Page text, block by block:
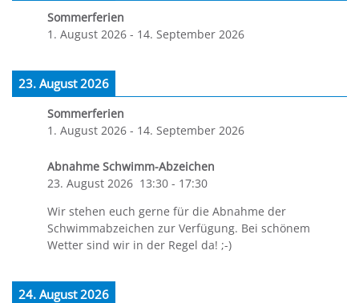
Sommerferien
1. August 2026 - 14. September 2026
23. August 2026
Sommerferien
1. August 2026 - 14. September 2026
Abnahme Schwimm-Abzeichen
23. August 2026 13:30 - 17:30
Wir stehen euch gerne für die Abnahme der
Schwimmabzeichen zur Verfügung. Bei schönem
Wetter sind wir in der Regel da! ;-)
24. August 2026